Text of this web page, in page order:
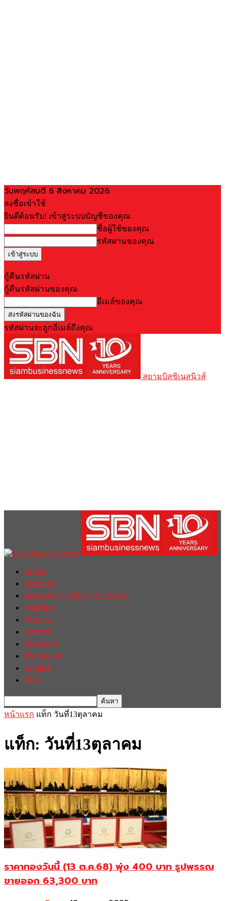
วันพฤหัสบดี 6 สิงหาคม 2026
ลงชื่อเข้าใช้
ยินดีต้อนรับ! เข้าสู่ระบบบัญชีของคุณ
ชื่อผู้ใช้ของคุณ
รหัสผ่านของคุณ
กู้คืนรหัสผ่าน
กู้คืนรหัสผ่านของคุณ
อีเมล์ของคุณ
รหัสผ่านจะถูกอีเมล์ถึงคุณ
สยามบิสซิเนสนิวส์
Home
ฮอตนิวส์
เศรษฐกิจ / ธุรกิจ / การตลาด
การเมือง
รายงาน
บทความ
สัมภาษณ์
ต่างประเทศ
english
อื่นๆ
หน้าแรก แท็ก วันที่13ตุลาคม
แท็ก: วันที่13ตุลาคม
ราคาทองวันนี้ (13 ต.ค.68) พุ่ง 400 บาท รูปพรรณ
ขายออก 63,300 บาท